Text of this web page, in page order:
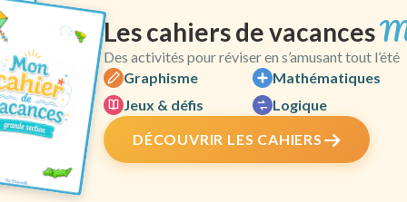
Les cahiers de vacances
Des activités pour réviser en s’amusant tout l’été
Graphisme
Mathématiques
Jeux & défis
Logique
DÉCOUVRIR LES CAHIERS